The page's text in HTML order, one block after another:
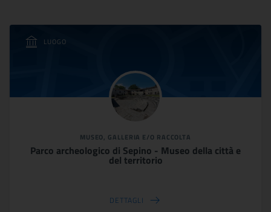
LUOGO
MUSEO, GALLERIA E/O RACCOLTA
Parco archeologico di Sepino - Museo della città e
del territorio
DETTAGLI